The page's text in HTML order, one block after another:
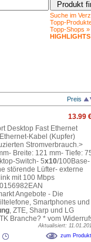
Suche im
Topp-
Topp-Shops »
Preis
13.99
Desktop Fast Ethernet
Kabel (Kupfer)
Stromverbrauch.>
Breite: 121 mm- Tiefe:
Switch- 5x10/100Base-
störende Lüfter- externe
mit 100 Mbps
Angebote - Die
Smartphones und
, ZTE, Sharp und LG
Branche? * vom
Aktualisiert:
zum Produkt